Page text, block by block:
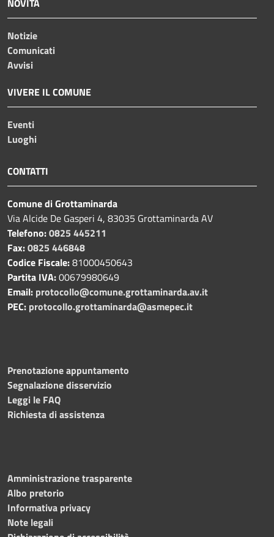
Notizie
Comunicati
Avvisi
VIVERE IL COMUNE
Eventi
Luoghi
CONTATTI
Comune di Grottaminarda
Via Alcide De Gasperi 4, 83035 Grottaminarda AV
Telefono:0825 445211
Fax:0825 446848
Codice Fiscale:81000450643
Partita IVA:00679980649
Email: protocollo@comune.grottaminarda.av.it
PEC: protocollo.grottaminarda@asmepec.it
Prenotazione appuntamento
Segnalazione disservizio
Leggi le FAQ
Richiesta di assistenza
Amministrazione trasparente
Albo pretorio
Informativa privacy
Note legali